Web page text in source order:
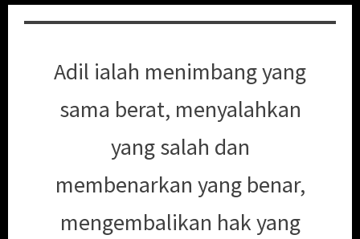
Adil ialah menimbang yang
sama berat, menyalahkan
yang salah dan
membenarkan yang benar,
mengembalikan hak yang